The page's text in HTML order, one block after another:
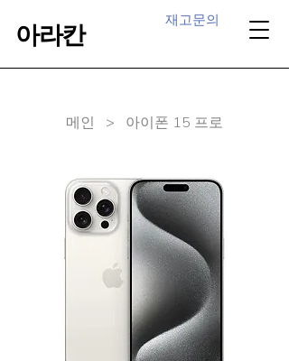
아라칸 재고문의
​메인 > 아이폰 15 프로